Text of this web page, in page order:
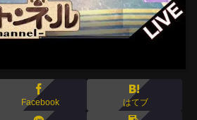
Facebook はてブ